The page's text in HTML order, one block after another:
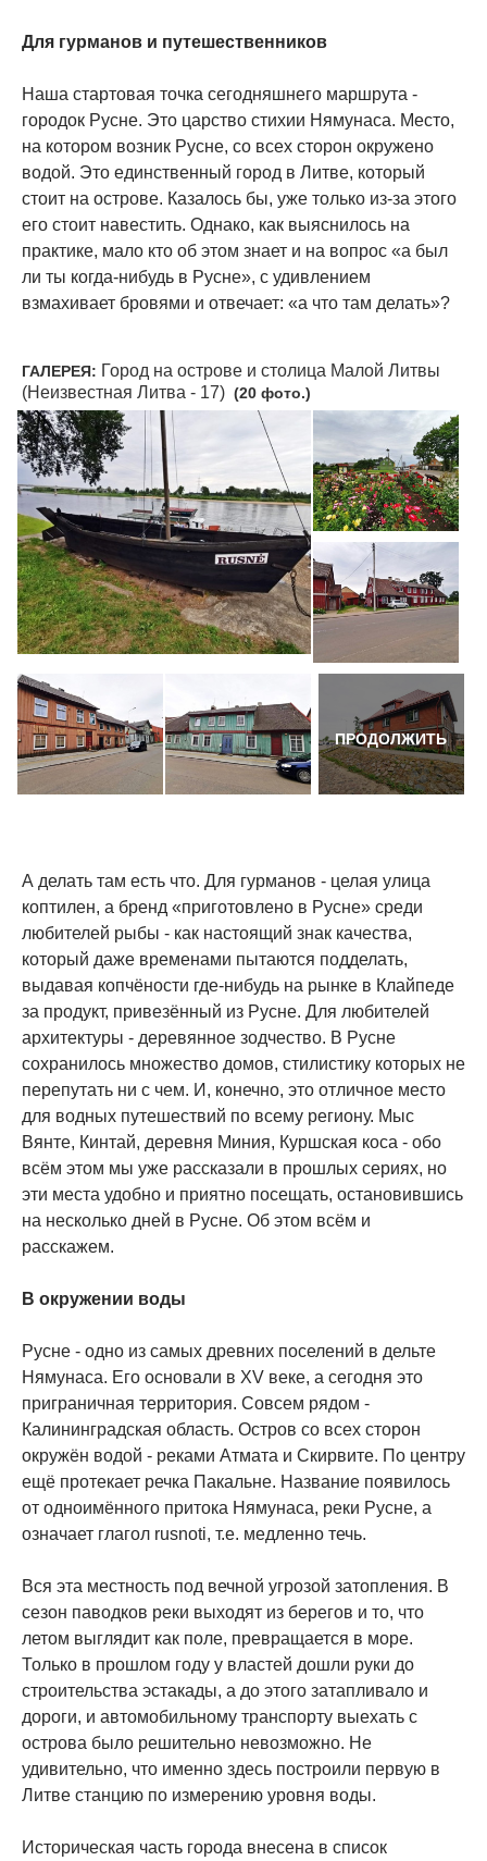
Для гурманов и путешественников
Наша стартовая точка сегодняшнего маршрута -
городок Русне. Это царство стихии Нямунаса. Место,
на котором возник Русне, со всех сторон окружено
водой. Это единственный город в Литве, который
стоит на острове. Казалось бы, уже только из-за этого
его стоит навестить. Однако, как выяснилось на
практике, мало кто об этом знает и на вопрос «а был
ли ты когда-нибудь в Русне», с удивлением
взмахивает бровями и отвечает: «а что там делать»?
ГАЛЕРЕЯ: Город на острове и столица Малой Литвы
(Неизвестная Литва - 17) (20 фото.)
ПРОДОЛЖИТЬ
А делать там есть что. Для гурманов - целая улица
коптилен, а бренд «приготовлено в Русне» среди
любителей рыбы - как настоящий знак качества,
который даже временами пытаются подделать,
выдавая копчёности где-нибудь на рынке в Клайпеде
за продукт, привезённый из Русне. Для любителей
архитектуры - деревянное зодчество. В Русне
сохранилось множество домов, стилистику которых не
перепутать ни с чем. И, конечно, это отличное место
для водных путешествий по всему региону. Мыс
Вянте, Кинтай, деревня Миния, Куршская коса - обо
всём этом мы уже рассказали в прошлых сериях, но
эти места удобно и приятно посещать, остановившись
на несколько дней в Русне. Об этом всём и
расскажем.
В окружении воды
Русне - одно из самых древних поселений в дельте
Нямунаса. Его основали в XV веке, а сегодня это
приграничная территория. Совсем рядом -
Калининградская область. Остров со всех сторон
окружён водой - реками Атмата и Скирвите. По центру
ещё протекает речка Пакальне. Название появилось
от одноимённого притока Нямунаса, реки Русне, а
означает глагол rusnoti, т.е. медленно течь.
Вся эта местность под вечной угрозой затопления. В
сезон паводков реки выходят из берегов и то, что
летом выглядит как поле, превращается в море.
Только в прошлом году у властей дошли руки до
строительства эстакады, а до этого затапливало и
дороги, и автомобильному транспорту выехать с
острова было решительно невозможно. Не
удивительно, что именно здесь построили первую в
Литве станцию по измерению уровня воды.
Историческая часть города внесена в список